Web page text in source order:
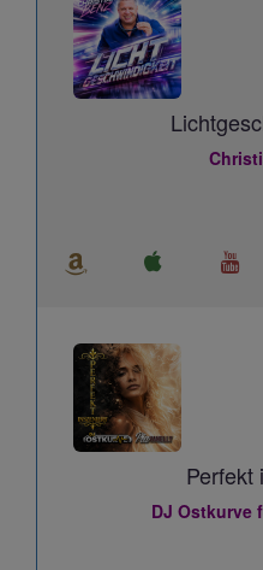
Perfekt
DJ Ostkurve